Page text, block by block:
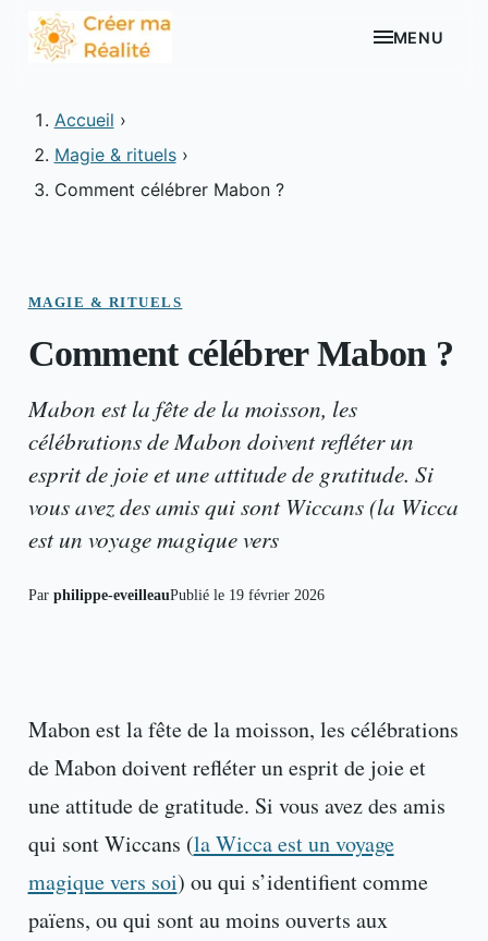
MENU
Accueil ›
Magie & rituels ›
Comment célébrer Mabon ?
MAGIE & RITUELS
Comment célébrer Mabon ?
Mabon est la fête de la moisson, les
célébrations de Mabon doivent refléter un
esprit de joie et une attitude de gratitude. Si
vous avez des amis qui sont Wiccans (la Wicca
est un voyage magique vers
Par philippe-eveilleauPublié le 19 février 2026
Mabon est la fête de la moisson, les célébrations
de Mabon doivent refléter un esprit de joie et
une attitude de gratitude. Si vous avez des amis
qui sont Wiccans (la Wicca est un voyage
magique vers soi) ou qui s’identifient comme
païens, ou qui sont au moins ouverts aux